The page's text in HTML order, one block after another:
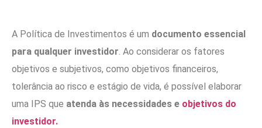
A Política de Investimentos é um documento essencial
para qualquer investidor. Ao considerar os fatores
objetivos e subjetivos, como objetivos financeiros,
tolerância ao risco e estágio de vida, é possível elaborar
uma IPS que atenda às necessidades e objetivos do
investidor.